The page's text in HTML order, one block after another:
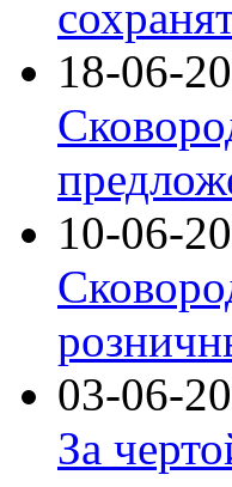
18-06-
10-06-
03-06-
За